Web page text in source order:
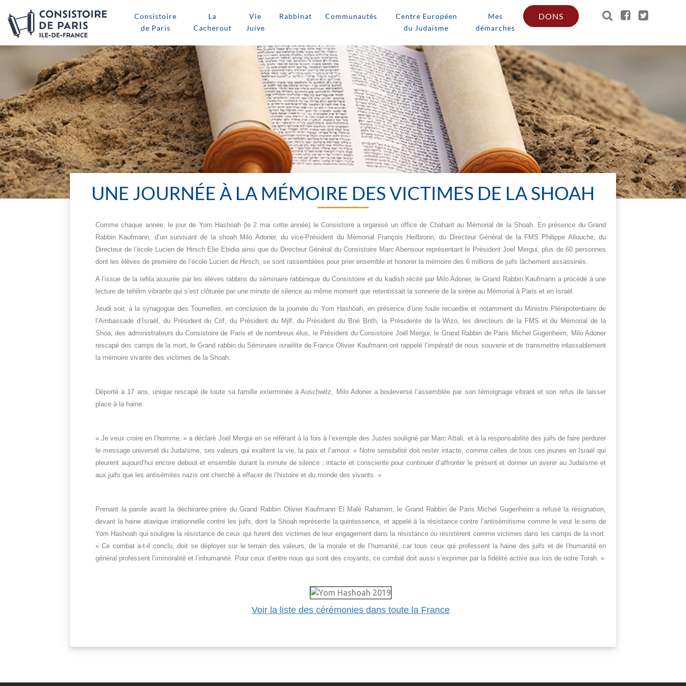
Consistoire
de Paris
La
Cacherout
Vie
Juive
Rabbinat Communautés
Centre Européen
du Judaïsme
Mes
démarches
DONS
UNE JOURNÉE À LA MÉMOIRE DES VICTIMES DE LA SHOAH
Comme chaque année, le jour de Yom Hashoah (le 2 mai cette année) le Consistoire a organisé un office de Chaharit au Mémorial de la Shoah. En présence du Grand
Rabbin Kaufmann, d’un survivant de la shoah Milo Adoner, du vice-Président du Mémorial François Heilbronn, du Directeur Général de la FMS Philippe Allouche, du
Directeur de l’école Lucien de Hirsch Elie Ebidia ainsi que du Directeur Général du Consistoire Marc Abensour représentant le Président Joel Mergui, plus de 60 personnes
dont les élèves de première de l’école Lucien de Hirsch, se sont rassemblées pour prier ensemble et honorer la mémoire des 6 millions de juifs lâchement assassinés.
A l’issue de la tefila assurée par les élèves rabbins du séminaire rabbinique du Consistoire et du kadish récité par Milo Adoner, le Grand Rabbin Kaufmann a procédé à une
lecture de tehilim vibrante qui s’est clôturée par une minute de silence au même moment que retentissait la sonnerie de la sirène au Mémorial à Paris et en Israël.
Jeudi soir, à la synagogue des Tournelles, en conclusion de la journée du Yom Hashoah, en présence d’une foule recueillie et notamment du Ministre Plénipotentiaire de
l’Ambassade d’Israël, du Président du Crif, du Président du Mjlf, du Président du Bné Brith, la Présidente de la Wizo, les directeurs de la FMS et du Mémorial de la
Shoa, des administrateurs du Consistoire de Paris et de nombreux élus, le Président du Consistoire Joël Mergui, le Grand Rabbin de Paris Michel Gugenheim, Milo Adoner
rescapé des camps de la mort, le Grand rabbin du Séminaire israélite de France Olivier Kaufmann ont rappelé l’impératif de nous souvenir et de transmettre inlassablement
la mémoire vivante des victimes de la Shoah.
Déporté à 17 ans, unique rescapé de toute sa famille exterminée à Auschwitz, Milo Adoner a bouleversé l’assemblée par son témoignage vibrant et son refus de laisser
place à la haine.
« Je veux croire en l’homme, » a déclaré Joël Mergui en se référant à la fois à l’exemple des Justes souligné par Marc Attali, et à la responsabilité des juifs de faire perdurer
le message universel du Judaïsme, ses valeurs qui exaltent la vie, la paix et l’amour. « Notre sensibilité doit rester intacte, comme celles de tous ces jeunes en Israël qui
pleurent aujourd’hui encore debout et ensemble durant la minute de silence ; intacte et consciente pour continuer d’affronter le présent et donner un avenir au Judaïsme et
aux juifs que les antisémites nazis ont cherché à effacer de l’histoire et du monde des vivants. »
Prenant la parole avant la déchirante prière du Grand Rabbin Olivier Kaufmann El Malé Rahamim, le Grand Rabbin de Paris Michel Gugenheim a refusé la résignation,
devant la haine atavique irrationnelle contre les juifs, dont la Shoah représente la quintessence, et appelé à la résistance contre l’antisémitisme comme le veut le sens de
Yom Hashoah qui souligne la résistance de ceux qui furent des victimes de leur engagement dans la résistance ou résistèrent comme victimes dans les camps de la mort.
« Ce combat a-t-il conclu, doit se déployer sur le terrain des valeurs, de la morale et de l’humanité, car tous ceux qui professent la haine des juifs et de l’humanité en
général professent l’immoralité et l’inhumanité. Pour ceux d’entre nous qui sont des croyants, ce combat doit aussi s’exprimer par la fidélité active aux lois de notre Torah. »
Voir la liste des cérémonies dans toute la France